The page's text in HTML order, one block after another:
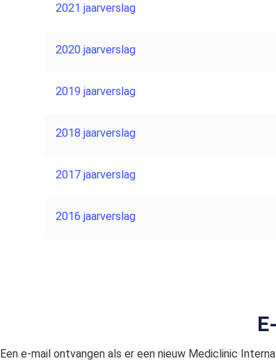
2021 jaarverslag
2020 jaarverslag
2019 jaarverslag
2018 jaarverslag
2017 jaarverslag
2016 jaarverslag
Een e-mail ontvangen als er een nieuw Mediclinic